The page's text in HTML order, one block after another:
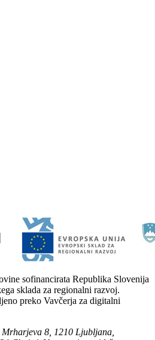
sofinancirata Republika Slovenija
sklada za regionalni razvoj.
preko Vavčerja za digitalni
8, 1210 Ljubljana,